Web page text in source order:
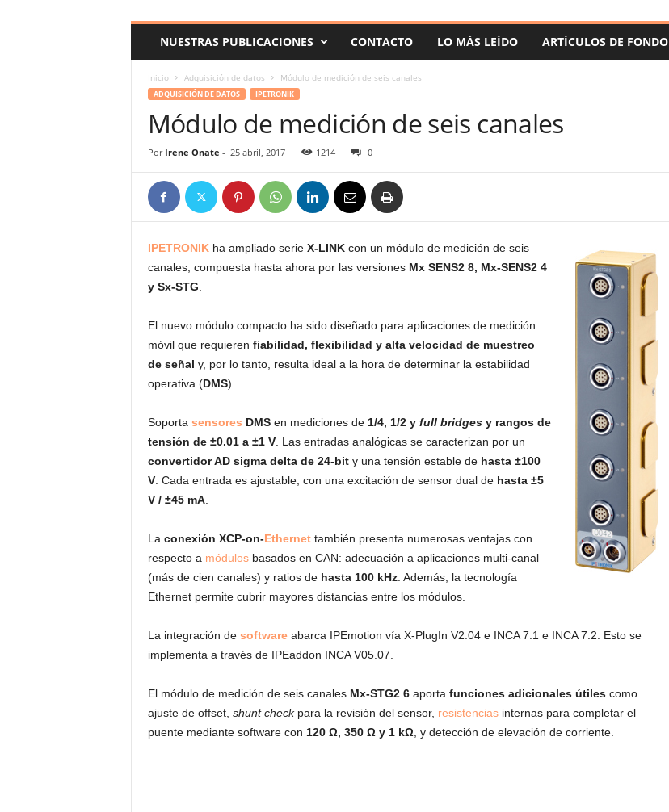
o
NUESTRAS PUBLICACIONES CONTACTO LO MÁS LEÍDO ARTÍCULOS DE FONDO
Inicio Adquisición de datos Módulo de medición de seis canales
ADQUISICIÓN DE DATOS IPETRONIK
Módulo de medición de seis canales
Por Irene Onate - 25 abril, 2017 1214 0
IPETRONIKha ampliado serie X-LINKcon un módulo de medición de seis
canales, compuesta hasta ahora por las versiones Mx SENS2 8, Mx-SENS2 4
y Sx-STG
El nuevo módulo compacto ha sido diseñado para aplicaciones de medición
móvil que requieren fiabilidad, flexibilidad y alta velocidad de muestreo
de señal y, por lo tanto, resulta ideal a la hora de determinar la estabilidad
operativa (DMS).
Soporta sensores DMSen mediciones de 1/4, 1/2 y full bridgesy rangos de
tensión de ±0.01 a ±1 V. Las entradas analógicas se caracterizan por un
convertidor AD sigma delta de 24-bity una tensión estable de hasta ±100
V. Cada entrada es ajustable, con una excitación de sensor dual de hasta ±5
V / ±45 mA.
La conexión XCP-on-Ethernettambién presenta numerosas ventajas con
respecto a módulosbasados en CAN: adecuación a aplicaciones multi-canal
(más de cien canales) y ratios de hasta 100 kHz. Además, la tecnología
Ethernet permite cubrir mayores distancias entre los módulos.
La integración de softwareabarca IPEmotion vía X-PlugIn V2.04 e INCA 7.1 e INCA 7.2. Esto se
implementa a través de IPEaddon INCA V05.07.
El módulo de medición de seis canalesMx-STG2 6aporta funciones adicionales útilescomo
ajuste de offset, shunt checkpara la revisión del sensor, resistenciasinternas para completar el
puente mediante software con 120 Ω, 350 Ω y 1 kΩ , y detección de elevación de corriente.